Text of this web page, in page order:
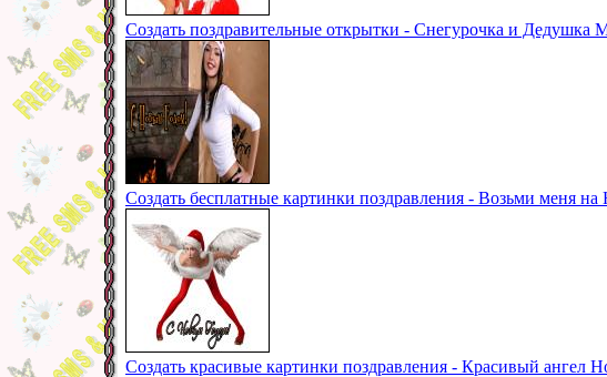
Создать поздравительные открытки - Снегурочка и Дедушка
Создать бесплатные картинки поздравления - Возьми меня
Создать красивые картинки поздравления - Красивый ангел